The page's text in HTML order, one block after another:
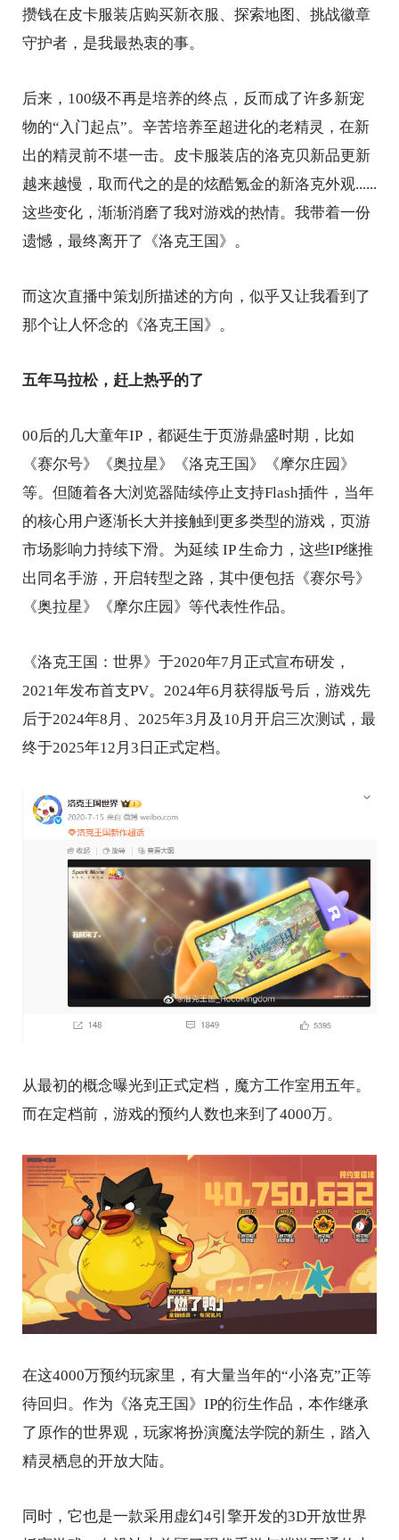
攒钱在皮卡服装店购买新衣服、探索地图、挑战徽章
守护者，是我最热衷的事。
后来，100级不再是培养的终点，反而成了许多新宠
物的“入门起点”。辛苦培养至超进化的老精灵，在新
出的精灵前不堪一击。皮卡服装店的洛克贝新品更新
越来越慢，取而代之的是的炫酷氪金的新洛克外观......
这些变化，渐渐消磨了我对游戏的热情。我带着一份
遗憾，最终离开了《洛克王国》。
而这次直播中策划所描述的方向，似乎又让我看到了
那个让人怀念的《洛克王国》。
五年马拉松，赶上热乎的了
00后的几大童年IP，都诞生于页游鼎盛时期，比如
《赛尔号》《奥拉星》《洛克王国》《摩尔庄园》
等。但随着各大浏览器陆续停止支持Flash插件，当年
的核心用户逐渐长大并接触到更多类型的游戏，页游
市场影响力持续下滑。为延续 IP 生命力，这些IP继推
出同名手游，开启转型之路，其中便包括《赛尔号》
《奥拉星》《摩尔庄园》等代表性作品。
《洛克王国：世界》于2020年7月正式宣布研发，
2021年发布首支PV。2024年6月获得版号后，游戏先
后于2024年8月、2025年3月及10月开启三次测试，最
终于2025年12月3日正式定档。
从最初的概念曝光到正式定档，魔方工作室用五年。
而在定档前，游戏的预约人数也来到了4000万。
在这4000万预约玩家里，有大量当年的“小洛克”正等
待回归。作为《洛克王国》IP的衍生作品，本作继承
了原作的世界观，玩家将扮演魔法学院的新生，踏入
精灵栖息的开放大陆。
同时，它也是一款采用虚幻4引擎开发的3D开放世界